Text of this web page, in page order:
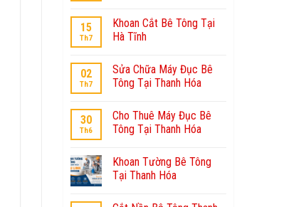
15
Th7
Khoan Cắt Bê Tông Tại
Hà Tĩnh
02
Th7
Sửa Chữa Máy Đục Bê
Tông Tại Thanh Hóa
30
Th6
Cho Thuê Máy Đục Bê
Tông Tại Thanh Hóa
Khoan Tường Bê Tông
Tại Thanh Hóa